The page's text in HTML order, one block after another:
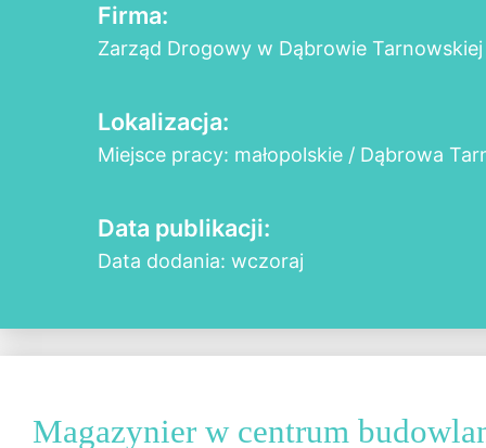
Firma:
Zarząd Drogowy w Dąbrowie Tarnowskiej
Lokalizacja:
Miejsce pracy: małopolskie / Dąbrowa
Data publikacji:
Data dodania: wczoraj
Magazynier w centrum